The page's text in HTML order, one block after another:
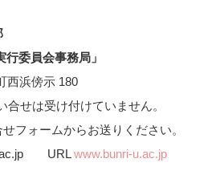
行委員会事務局」
西浜傍示 180
せは受け付けていません。
フォームからお送りください。
u.ac.jp URLwww.bunri-u.ac.jp